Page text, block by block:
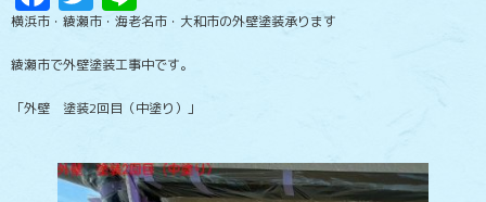
横浜市・綾瀬市・海老名市・大和市の外壁塗装承ります
綾瀬市で外壁塗装工事中です。
「外壁 塗装2回目（中塗り）」